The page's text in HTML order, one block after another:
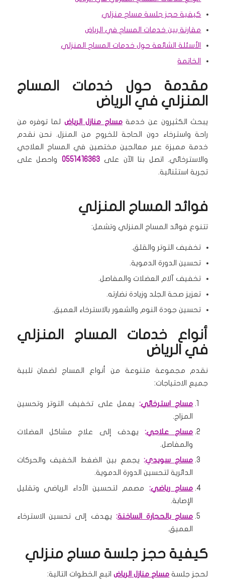
كيفية حجز جلسة مساج منزلي
مقارنة بين خدمات المساج في الرياض
الأسئلة الشائعة حول خدمات المساج المنزلي
الخاتمة
مقدمة حول خدمات المساج
المنزلي في الرياض
يبحث الكثيرون عن خدمةمساج منازل الرياض لما توفره من
راحة واسترخاء دون الحاجة للخروج من المنزل. نحن نقدم
خدمة مميزة عبر معالجين مختصين في المساج العلاجي
والاسترخائي. اتصل بنا الآن على0551416363 واحصل على
تجربة استثنائية.
فوائد المساج المنزلي
تتنوع فوائد المساج المنزلي وتشمل:
تخفيف التوتر والقلق.
تحسين الدورة الدموية.
تخفيف آلام العضلات والمفاصل.
تعزيز صحة الجلد وزيادة نضارته.
تحسين جودة النوم والشعور بالاسترخاء العميق.
أنواع خدمات المساج المنزلي
في الرياض
نقدم مجموعة متنوعة من أنواع المساج لضمان تلبية
جميع الاحتياجات:
مساج استرخائي: يعمل على تخفيف التوتر وتحسين
المزاج.
مساج علاجي:يهدف إلى علاج مشاكل العضلات
والمفاصل.
مساج سويدي:يجمع بين الضغط الخفيف والحركات
الدائرية لتحسين الدورة الدموية.
مساج رياضي: مصمم لتحسين الأداء الرياضي وتقليل
الإصابة.
مساج بالحجارة الساخنة: يهدف إلى تحسين الاسترخاء
العميق.
كيفية حجز جلسة مساج منزلي
لحجز جلسة مساج منازل الرياضاتبع الخطوات التالية: